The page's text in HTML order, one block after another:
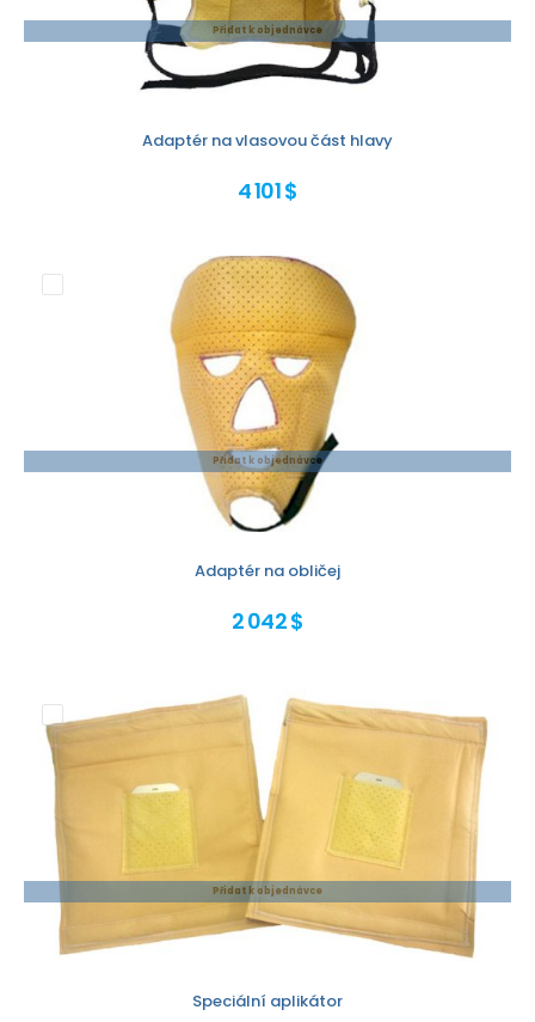
Přidat k objednávce
Adaptér na vlasovou část hlavy
4 101 $
Přidat k objednávce
Adaptér na obličej
2 042 $
Přidat k objednávce
Speciální aplikátor